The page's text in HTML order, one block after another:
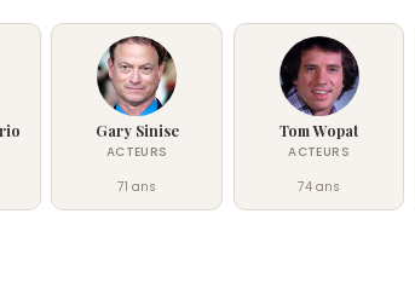
Gary Sinise
ACTEURS
71 ans
Tom Wopat
ACTEURS
74 ans